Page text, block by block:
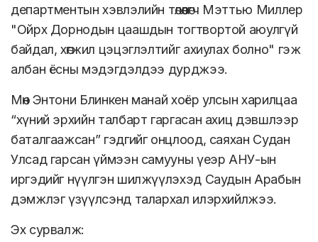
департментын хэвлэлийн төлөөлөгч Мэттью Миллер
"Ойрх Дорнодын цаашдын тогтвортой аюулгүй
байдал, хөгжил цэцэглэлтийг ахиулах болно" гэж
албан ёсны мэдэгдэлдээ дурджээ.
Мөн Энтони Блинкен манай хоёр улсын харилцаа
“хүний эрхийн талбарт гаргасан ахиц дэвшлээр
баталгаажсан” гэдгийг онцлоод, саяхан Судан
Улсад гарсан үймээн самууны үеэр АНУ-ын
иргэдийг нүүлгэн шилжүүлэхэд Саудын Арабын
дэмжлэг үзүүлсэнд талархал илэрхийлжээ.
Эх сурвалж: